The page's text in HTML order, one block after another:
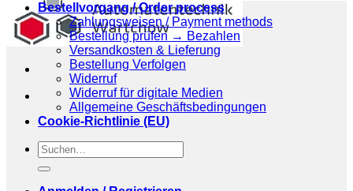
Bestellvorgang / Order process
Zahlungsweisen / Payment methods
Bestellung prüfen → Bezahlen
Versandkosten & Lieferung
Bestellung Verfolgen
Widerruf
Widerruf für digitale Medien
Allgemeine Geschäftsbedingungen
Cookie-Richtlinie (EU)
Suchen
nach: